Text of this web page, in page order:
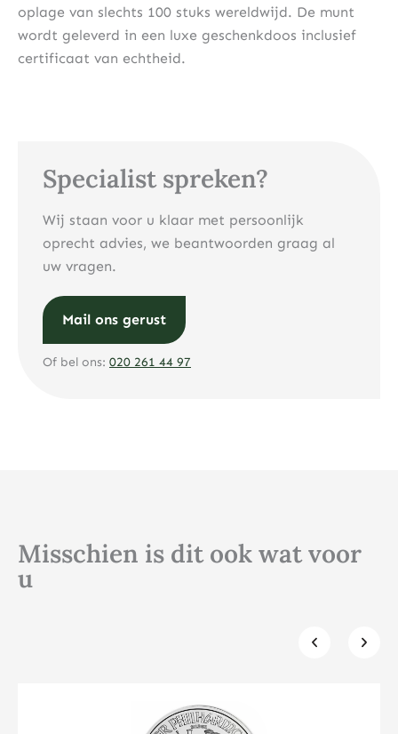
Specialist spreken?
Wij staan voor u klaar met persoonlijk
oprecht advies, we beantwoorden graag al
uw vragen.
Mail ons gerust
Of bel ons: 020 261 44 97
oplage van slechts 100 stuks wereldwijd. De munt
wordt geleverd in een luxe geschenkdoos inclusief
certificaat van echtheid.
Misschien is dit ook wat voor
u
Klik hier